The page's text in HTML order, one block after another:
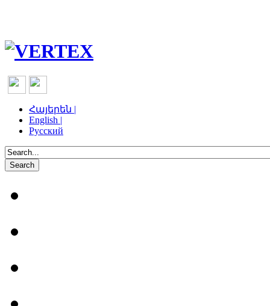
Հայերեն |
English |
Русский